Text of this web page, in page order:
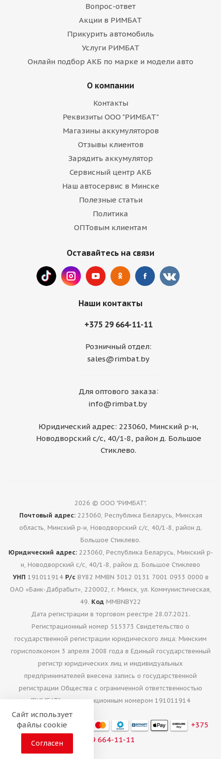
Вопрос-ответ
Акции в РИМБАТ
Прикурить автомобиль
Услуги РИМБАТ
Онлайн подбор АКБ по марке и модели авто
О компании
Контакты
Реквизиты ООО "РИМБАТ"
Магазины аккумуляторов
Отзывы клиентов
Зарядить аккумулятор
Сервисный центр АКБ
Наш автосервис в Минске
Полезные статьи
Политика
ОПТовым клиентам
Оставайтесь на связи
Наши контакты
+375 29 664-11-11
Розничный отдел:
sales@rimbat.by
Для оптового заказа:
info@rimbat.by
Юридический адрес: 223060, Минский р-н,
Новодворский с/с, 40/1-8, район д. Большое
Стиклево.
2026 © ООО "РИМБАТ".
Почтовый адрес:223060, Республика Беларусь, Минская
область, Минский р-н, Новодворский с/с, 40/1-8, район д.
Большое Стиклево.
Юридический адрес:223060, Республика Беларусь, Минский р-
н, Новодворский с/с, 40/1-8, район д. Большое Стиклево
УНП 191011914 Р/сBY82 MMBN 3012 0131 7001 0933 0000 в
ОАО «Банк-Дабрабыт», 220002, г. Минск, ул. Коммунистическая,
49. Код MMBNBY22
Дата регистрации в торговом реестре 28.07.2021.
Регистрационный номер 515373 Свидетельство о
государственной регистрации юридического лица: Минским
горисполкомом 3 апреля 2008 года в Единый государственный
регистр юридических лиц и индивидуальных
предпринимателей внесена запись о государственной
регистрации Общества с ограниченной ответственностью
"РИМБАТ" с регистрационным номером 191011914
+375
29 664-11-11
Сайт использует
файлы cookie
Согласен